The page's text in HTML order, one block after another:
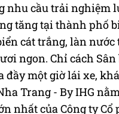
nhu cầu trải nghiệm
tăng tại thành phố
cát trắng, làn nước
ngon. Chỉ cách Sân
đầy một giờ lái xe,
Trang - By IHG
nhất của Công ty Cổ